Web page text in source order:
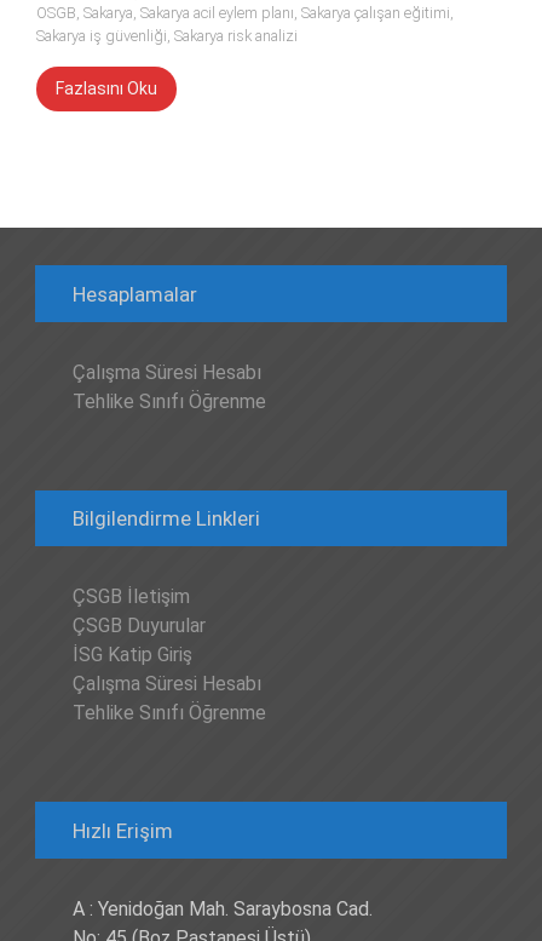
OSGB, Sakarya, Sakarya acil eylem planı, Sakarya çalışan eğitimi,
Sakarya iş güvenliği, Sakarya risk analizi
Fazlasını Oku
Hesaplamalar
Çalışma Süresi Hesabı
Tehlike Sınıfı Öğrenme
Bilgilendirme Linkleri
ÇSGB İletişim
ÇSGB Duyurular
İSG Katip Giriş
Çalışma Süresi Hesabı
Tehlike Sınıfı Öğrenme
Hızlı Erişim
A : Yenidoğan Mah. Saraybosna Cad.